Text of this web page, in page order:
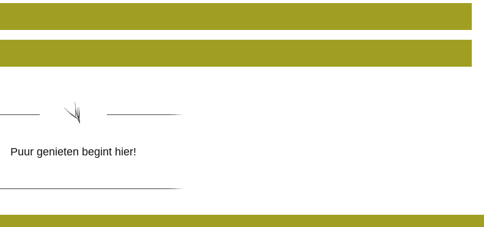
Puur genieten begint hier!